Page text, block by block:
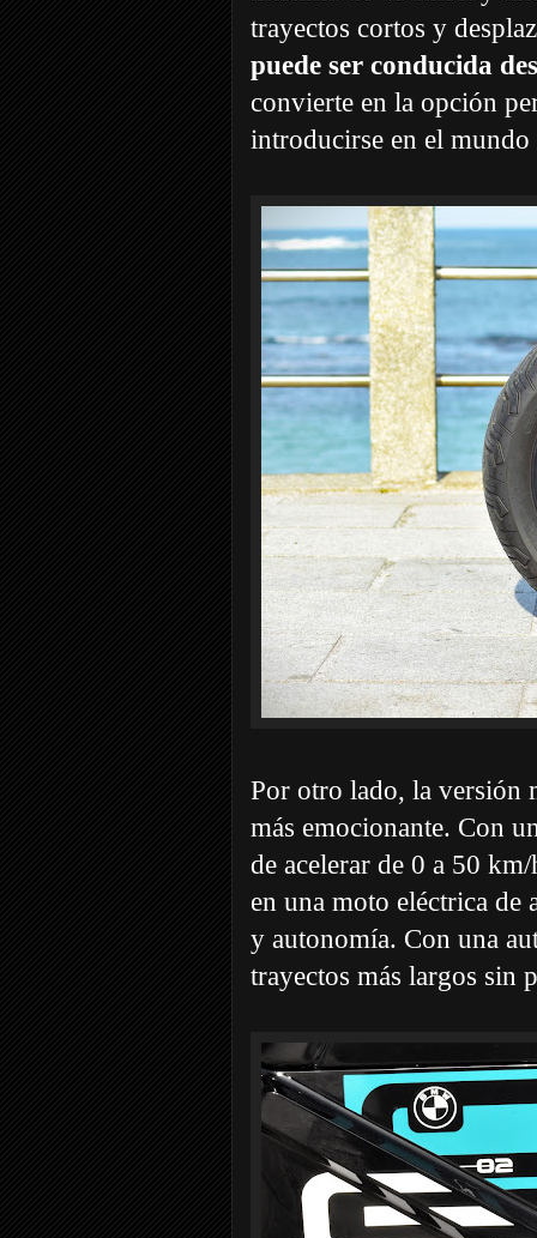
trayectos cortos y
puede ser conducida
convierte en la opción
introducirse en el mundo
Por otro lado, la versión
más emocionante. Con
de acelerar de 0 a 50
en una moto eléctrica de
y autonomía. Con una
trayectos más largos sin